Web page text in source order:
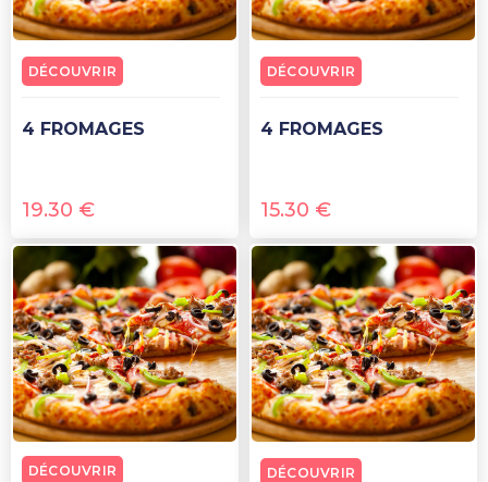
4 FROMAGES
19.30 €
DÉCOUVRIR
4 FROMAGES
15.30 €
DÉCOUVRIR
DÉCOUVRIR DÉCOUVRIR